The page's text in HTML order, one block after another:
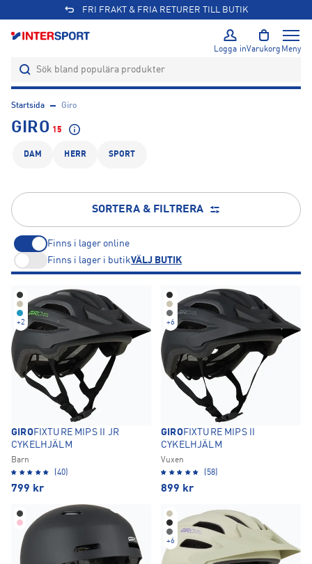
FRI FRAKT & FRIA RETURER TILL BUTIK
Logga inVarukorg Meny
Startsida Giro
GIRO 15
DAM HERR SPORT
SORTERA & FILTRERA
Finns i lager online
Finns i lager i butikVÄLJ BUTIK
+2
GIROFIXTURE MIPS II JR
CYKELHJÄLM
Barn
(40)
799 kr
+6
GIROFIXTURE MIPS II
CYKELHJÄLM
Vuxen
(58)
899 kr
+6